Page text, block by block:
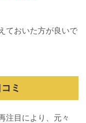
ておいた方が良いで
ミ
注目により、元々